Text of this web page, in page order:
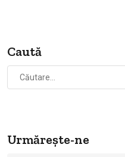
Caută
după:
Urmărește-ne